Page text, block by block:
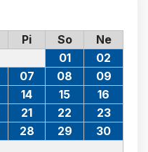
Pi So Ne
01
02
07 08
09
14 15
16
21 22
23
28 29
30